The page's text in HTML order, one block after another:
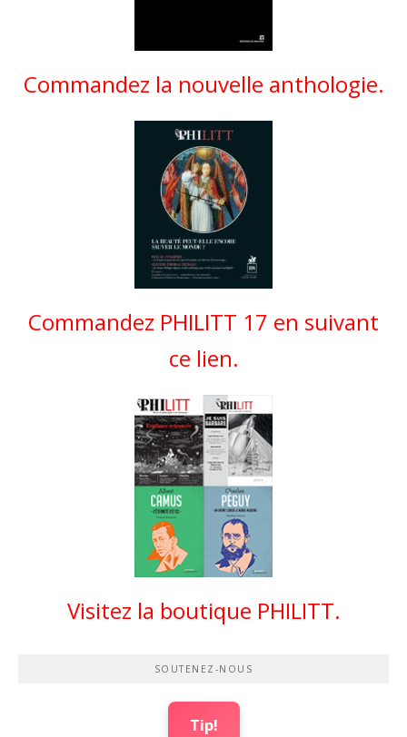
Commandez la nouvelle anthologie.
Commandez PHILITT 17 en suivant
ce lien.
Visitez la boutique PHILITT.
SOUTENEZ-NOUS
Tip!